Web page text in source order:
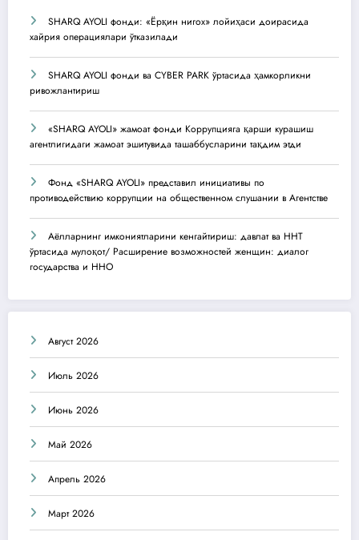
SHARQ AYOLI фонди: «Ёрқин нигох» лойиҳаси доирасида
хайрия операциялари ўтказилади
SHARQ AYOLI фонди ва CYBER PARK ўртасида ҳамкорликни
ривожлантириш
«SHARQ AYOLI» жамоат фонди Коррупцияга қарши курашиш
агентлигидаги жамоат эшитувида ташаббусларини тақдим этди
Фонд «SHARQ AYOLI» представил инициативы по
противодействию коррупции на общественном слушании в Агентстве
Аёлларнинг имкониятларини кенгайтириш: давлат ва ННТ
ўртасида мулоқот/ Расширение возможностей женщин: диалог
государства и ННО
Август 2026
Июль 2026
Июнь 2026
Май 2026
Апрель 2026
Март 2026